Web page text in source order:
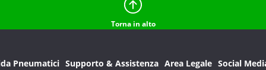
Torna in alto
Pneumatici Supporto & Assistenza Area Legale Social